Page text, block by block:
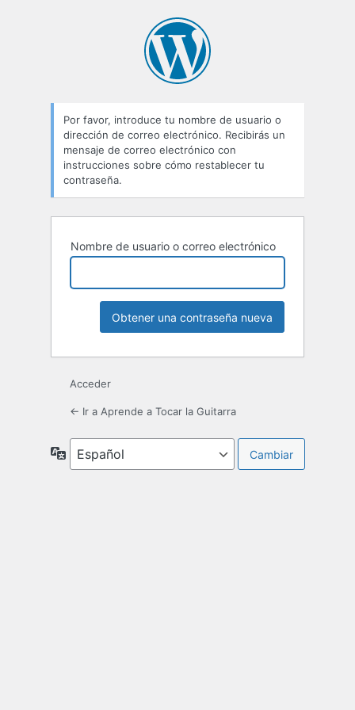
Por favor, introduce tu nombre de usuario o
dirección de correo electrónico. Recibirás un
mensaje de correo electrónico con
instrucciones sobre cómo restablecer tu
contraseña.
Nombre de usuario o correo electrónico
Acceder
← Ir a Aprende a Tocar la Guitarra
Idioma